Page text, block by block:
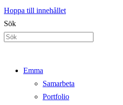
Hoppa till innehållet
Sök
Emma
Samarbeta
Portfolio